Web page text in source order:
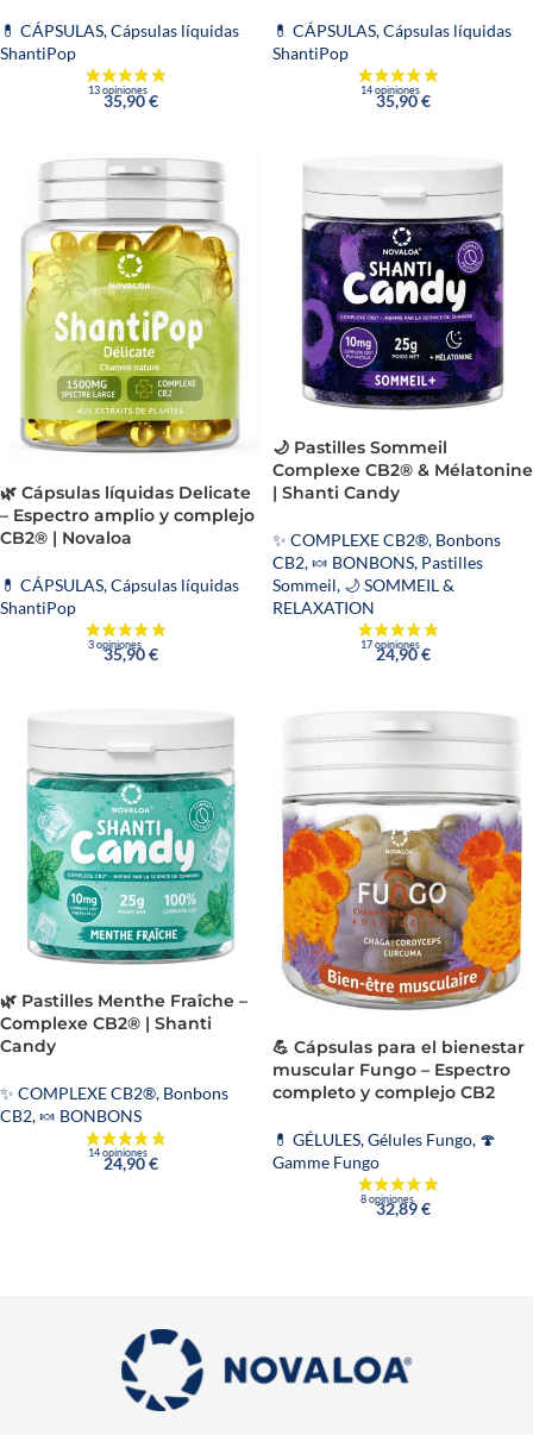
💊 CÁPSULAS,Cápsulas líquidas
ShantiPop
35,90€
💊 CÁPSULAS,Cápsulas líquidas
ShantiPop
35,90€
🌿 Cápsulas líquidas Delicate
– Espectro amplio y complejo
CB2® | Novaloa
💊 CÁPSULAS,Cápsulas líquidas
ShantiPop
35,90€
🌙 Pastilles Sommeil
Complexe CB2® & Mélatonine
| Shanti Candy
✨ COMPLEXE CB2®, Bonbons
CB2,🍬 BONBONS, Pastilles
Sommeil, 🌙 SOMMEIL &
RELAXATION
24,90€
🌿 Pastilles Menthe Fraîche –
Complexe CB2® | Shanti
Candy
✨ COMPLEXE CB2®, Bonbons
CB2,🍬 BONBONS
24,90€
💪 Cápsulas para el bienestar
muscular Fungo – Espectro
completo y complejo CB2
💊 GÉLULES,Gélules Fungo, 🍄
Gamme Fungo
32,89€